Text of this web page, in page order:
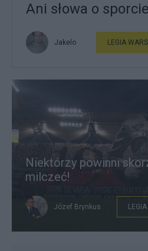
Ani słowa o
Jakelo LEGIA
Niektórzy powinni
milczeć!
Józef Brynkus